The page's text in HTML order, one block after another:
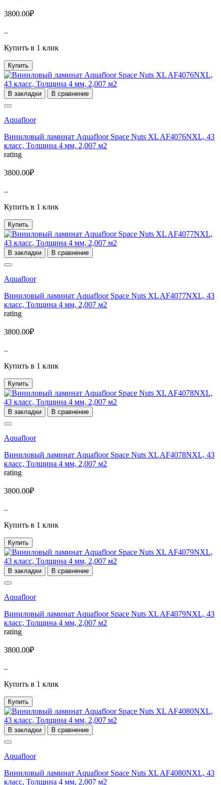
3800.00₽
..
Купить в 1 клик
Купить
В закладки В сравнение
Aquafloor
Виниловый ламинат Aquafloor Space Nuts XL AF4076NXL, 43
класс, Толщина 4 мм, 2,007 м2
rating
3800.00₽
..
Купить в 1 клик
Купить
В закладки В сравнение
Aquafloor
Виниловый ламинат Aquafloor Space Nuts XL AF4077NXL, 43
класс, Толщина 4 мм, 2,007 м2
rating
3800.00₽
..
Купить в 1 клик
Купить
В закладки В сравнение
Aquafloor
Виниловый ламинат Aquafloor Space Nuts XL AF4078NXL, 43
класс, Толщина 4 мм, 2,007 м2
rating
3800.00₽
..
Купить в 1 клик
Купить
В закладки В сравнение
Aquafloor
Виниловый ламинат Aquafloor Space Nuts XL AF4079NXL, 43
класс, Толщина 4 мм, 2,007 м2
rating
3800.00₽
..
Купить в 1 клик
Купить
В закладки В сравнение
Aquafloor
Виниловый ламинат Aquafloor Space Nuts XL AF4080NXL, 43
класс, Толщина 4 мм, 2,007 м2